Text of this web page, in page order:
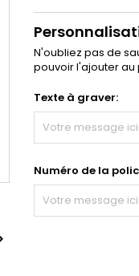
N'oubliez pas de
pouvoir l'ajouter au
Texte à graver:
Numéro de la